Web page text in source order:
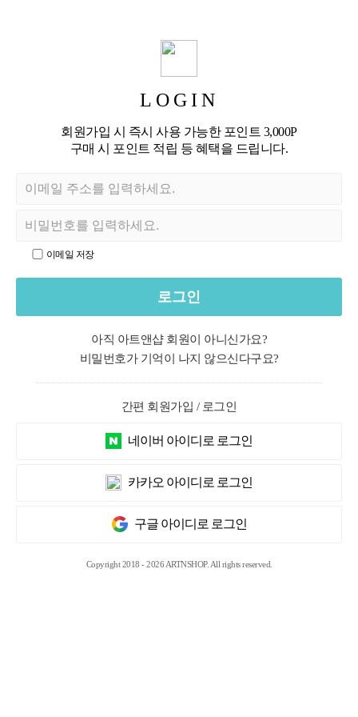
LOGIN
회원가입 시 즉시 사용 가능한 포인트 3,000P
구매 시 포인트 적립 등 혜택을 드립니다.
이메일 저장
로그인
아직 아트앤샵 회원이 아니신가요?
비밀번호가 기억이 나지 않으신다구요?
간편 회원가입 / 로그인
네이버 아이디로 로그인
카카오 아이디로 로그인
구글 아이디로 로그인
Copyright 2018 - 2026 ARTNSHOP. All rights reserved.